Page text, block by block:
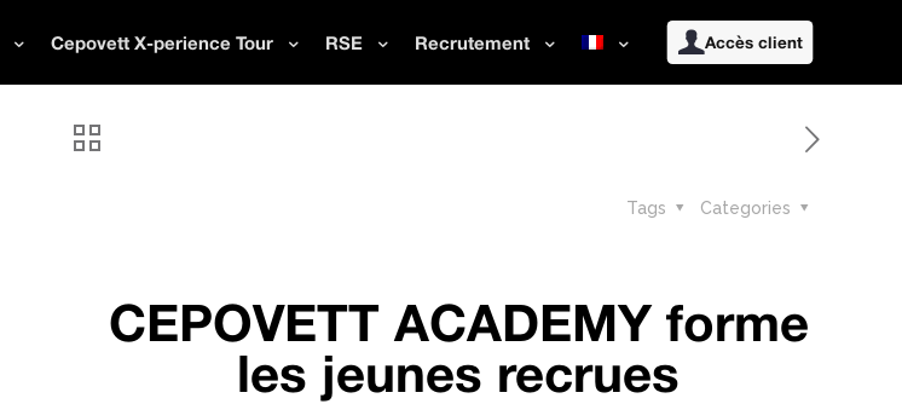
Cepovett X-perience Tour RSE Recrutement Accès client
Categories
Tags
CEPOVETT ACADEMY forme
les jeunes recrues